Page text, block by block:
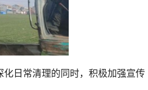
日常清理的同时，积极加强宣传